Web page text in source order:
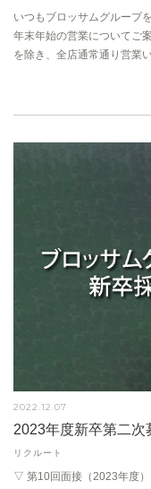
いつもブロッサムグループ
年末年始の営業についてご
を除き、全店通常通り営業
2022.12.07
2023年度新卒第二次
リクルート
▽ 第10回面接（2023年度